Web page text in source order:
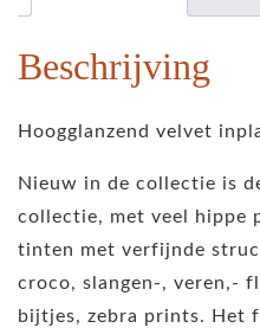
Beschrijving
Hoogglanzend velvet
Nieuw in de collectie is
collectie, met veel hippe
tinten met verfijnde
croco, slangen-, veren,-
bijtjes, zebra prints. Het